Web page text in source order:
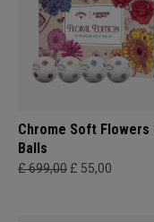
Chrome Soft Flowers
Balls
£ 699,00 £ 55,00